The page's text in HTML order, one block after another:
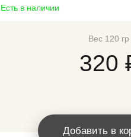
Есть в наличии
Вес 120 гр
320
Добавить в